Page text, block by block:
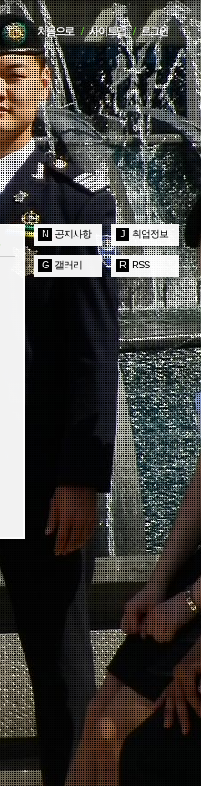
처음으로 / 사이트맵 / 로그인
N 공지사항 J 취업정보
G 갤러리 R RSS